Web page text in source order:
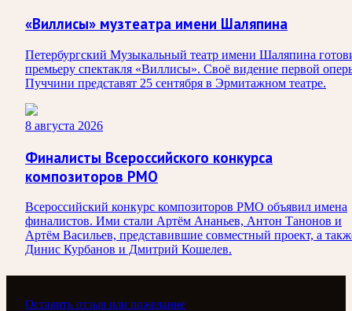
«Виллисы» музтеатра имени Шаляпина
Петербургский Музыкальный театр имени Шаляпина
премьеру спектакля «Виллисы». Своё видение первой
Пуччини представят 25 сентября в Эрмитажном театре.
8 августа 2026
Финалисты Всероссийского конкурса
композиторов РМО
Всероссийский конкурс композиторов РМО объявил имена
финалистов. Ими стали Артём Ананьев, Антон Танонов и
Артём Васильев, представившие совместный проект, а
Динис Курбанов и Дмитрий Кошелев.
Оставить отзыв или пожелание